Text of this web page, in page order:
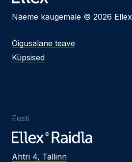
Näeme kaugemale © 2026 Ellex
Õigusalane teave
Küpsised
Eesti
Ahtri 4, Tallinn